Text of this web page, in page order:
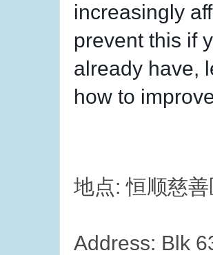
increasingly
prevent this if
already have,
how to
地点: 恒顺慈
Address: Blk